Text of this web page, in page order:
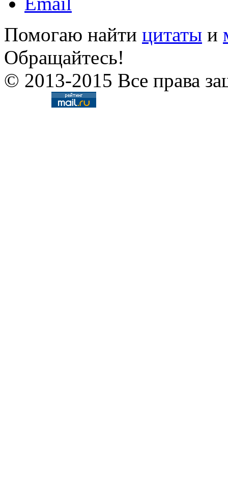
Помогаю найти цитаты и
Обращайтесь!
© 2013-2015 Все права